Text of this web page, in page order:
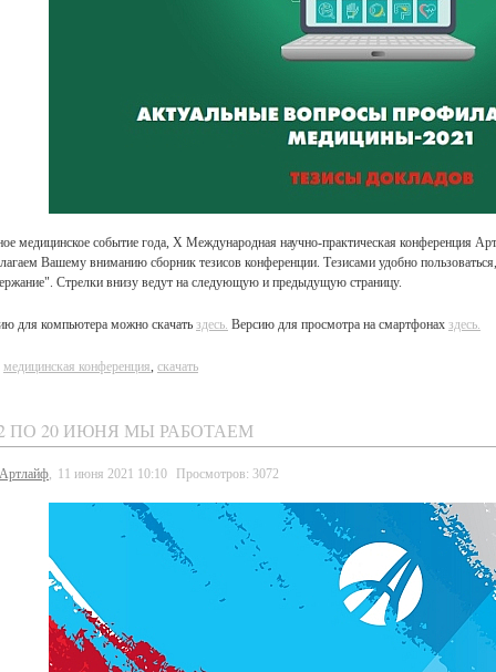
медицинское событие года, Х Международная научно-практическая конференция
Вашему вниманию сборник тезисов конференции. Тезисами удобно
Стрелки внизу ведут на следующую и предыдущую страницу.
для компьютера можно скачать здесь. Версию для просмотра на смартфонах здесь.
медицинская конференция, скачать
ПО 20 ИЮНЯ МЫ РАБОТАЕМ
Артлайф, 11 июня 2021 10:10 Просмотров: 3072